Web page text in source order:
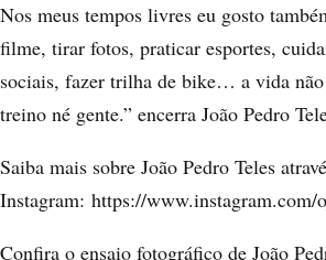
Nos meus tempos livres eu gosto
filme, tirar fotos, praticar esportes,
sociais, fazer trilha de bike… a vida
treino né gente.” encerra João Pedro
Saiba mais sobre João Pedro Teles
Instagram: https://www.instagram.com/
Confira o ensaio fotográfico de João